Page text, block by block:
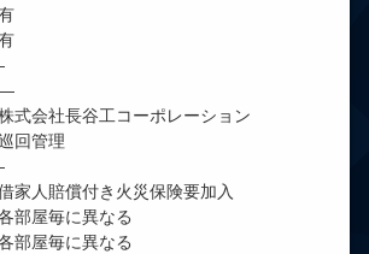
社長谷工コーポレーション
管理
賠償付き火災保険要加入
屋毎に異なる
毎に異なる